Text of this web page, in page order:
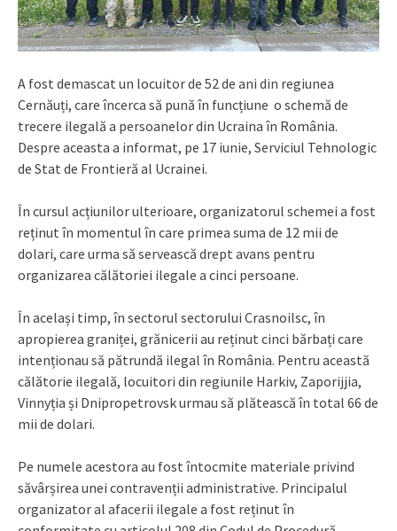
A fost demascat un locuitor de 52 de ani din regiunea
Cernăuți, care încerca să pună în funcțiune o schemă de
trecere ilegală a persoanelor din Ucraina în România.
Despre aceasta a informat, pe 17 iunie, Serviciul Tehnologic
de Stat de Frontieră al Ucrainei.
În cursul acțiunilor ulterioare, organizatorul schemei a fost
reținut în momentul în care primea suma de 12 mii de
dolari, care urma să servească drept avans pentru
organizarea călătoriei ilegale a cinci persoane.
În același timp, în sectorul sectorului Crasnoilsc, în
apropierea graniței, grănicerii au reținut cinci bărbați care
intenționau să pătrundă ilegal în România. Pentru această
călătorie ilegală, locuitori din regiunile Harkiv, Zaporijjia,
Vinnyția și Dnipropetrovsk urmau să plătească în total 66 de
mii de dolari.
Pe numele acestora au fost întocmite materiale privind
săvârșirea unei contravenții administrative. Principalul
organizator al afacerii ilegale a fost reținut în